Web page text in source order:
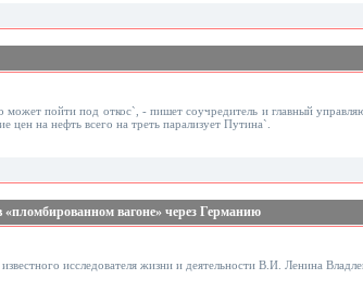
может пойти под откос`, - пишет соучредитель и главный
на нефть всего на треть парализует Путина`.
вагоне» через Германию
исследователя жизни и деятельности В.И. Ленина